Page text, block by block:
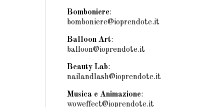
Bomboniere:
bomboniere@ioprendote.it
Balloon Art:
balloon@ioprendote.it
Beauty Lab:
nailandlash@ioprendote.it
Musica e Animazione:
woweffect@ioprendote.it